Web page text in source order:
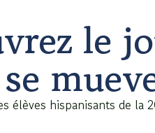
le
élèves hispanisants de la